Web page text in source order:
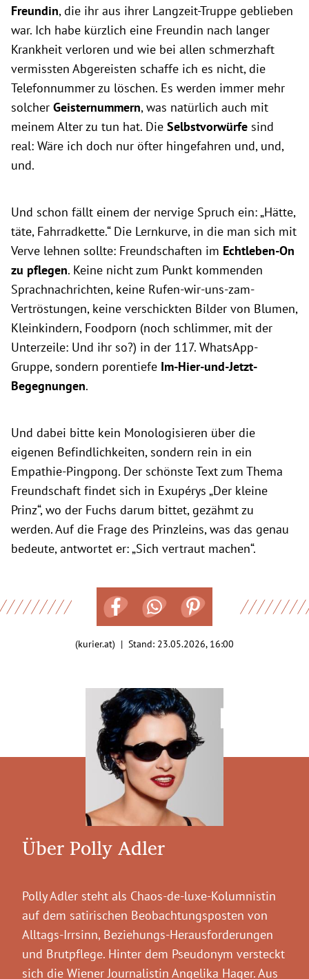
Freundin, die ihr aus ihrer Langzeit-Truppe geblieben
war. Ich habe kürzlich eine Freundin nach langer
Krankheit verloren und wie bei allen schmerzhaft
vermissten Abgereisten schaffe ich es nicht, die
Telefonnummer zu löschen. Es werden immer mehr
solcher Geisternummern, was natürlich auch mit
meinem Alter zu tun hat. Die Selbstvorwürfe sind
real: Wäre ich doch nur öfter hingefahren und, und,
und.
Und schon fällt einem der nervige Spruch ein: „Hätte,
täte, Fahrradkette.“ Die Lernkurve, in die man sich mit
Verve lehnen sollte: Freundschaften im Echtleben-On
zu pflegen. Keine nicht zum Punkt kommenden
Sprachnachrichten, keine Rufen-wir-uns-zam-
Vertröstungen, keine verschickten Bilder von Blumen,
Kleinkindern, Foodporn (noch schlimmer, mit der
Unterzeile: Und ihr so?) in der 117. WhatsApp-
Gruppe, sondern porentiefe Im-Hier-und-Jetzt-
Begegnungen.
Und dabei bitte kein Monologisieren über die
eigenen Befindlichkeiten, sondern rein in ein
Empathie-Pingpong. Der schönste Text zum Thema
Freundschaft findet sich in Exupérys „Der kleine
Prinz“, wo der Fuchs darum bittet, gezähmt zu
werden. Auf die Frage des Prinzleins, was das genau
bedeute, antwortet er: „Sich vertraut machen“.
(kurier.at) | Stand: 23.05.2026, 16:00
Über Polly Adler
Polly Adler steht als Chaos-de-luxe-Kolumnistin
auf dem satirischen Beobachtungsposten von
Alltags-Irrsinn, Beziehungs-Herausforderungen
und Brutpflege. Hinter dem Pseudonym versteckt
sich die Wiener Journalistin Angelika Hager. Aus